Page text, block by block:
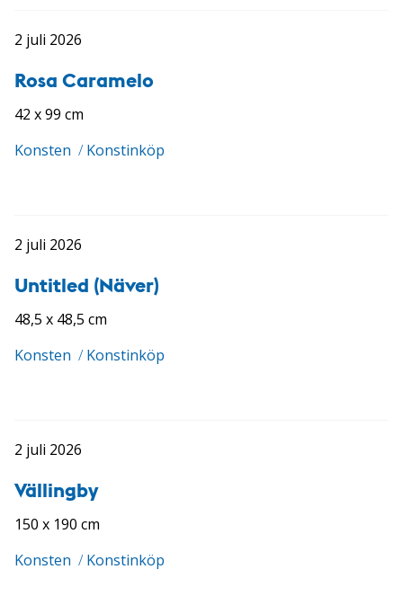
2 juli 2026
Rosa Caramelo
42 x 99 cm
Konsten / Konstinköp
2 juli 2026
Untitled (Näver)
48,5 x 48,5 cm
Konsten / Konstinköp
2 juli 2026
Vällingby
150 x 190 cm
Konsten / Konstinköp